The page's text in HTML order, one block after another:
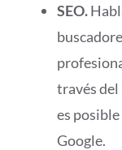
SEO.
través del
es
Google.